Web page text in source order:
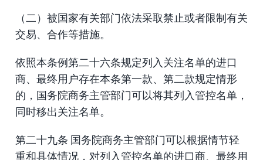
（二）被国家有关部门依法采取禁止或者限制有关
交易、合作等措施。
依照本条例第二十六条规定列入关注名单的进口
商、最终用户存在本条第一款、第二款规定情形
的，国务院商务主管部门可以将其列入管控名单，
同时移出关注名单。
第二十九条 国务院商务主管部门可以根据情节轻
重和具体情况，对列入管控名单的进口商、最终用